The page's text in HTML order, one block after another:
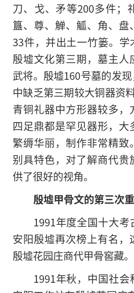
刀、戈、矛等200多件；
簋、尊、觯、觚、角、
33件，并出土一竹篓。
殷墟文化第三期，墓主人
武将。殷墟160号墓的发
中缺乏第三期较大铜器资
青铜礼器中方形器较多
四足鼎都是罕见器形，
繁缛华丽，制作非常精
别具特色，对了解商代贵
供了很好的视角。
殷墟甲骨文的第三次
1991年度全国十大考
安阳殷墟再次榜上有名，
殷墟花园庄商代甲骨窖藏。
1991年秋，中国社